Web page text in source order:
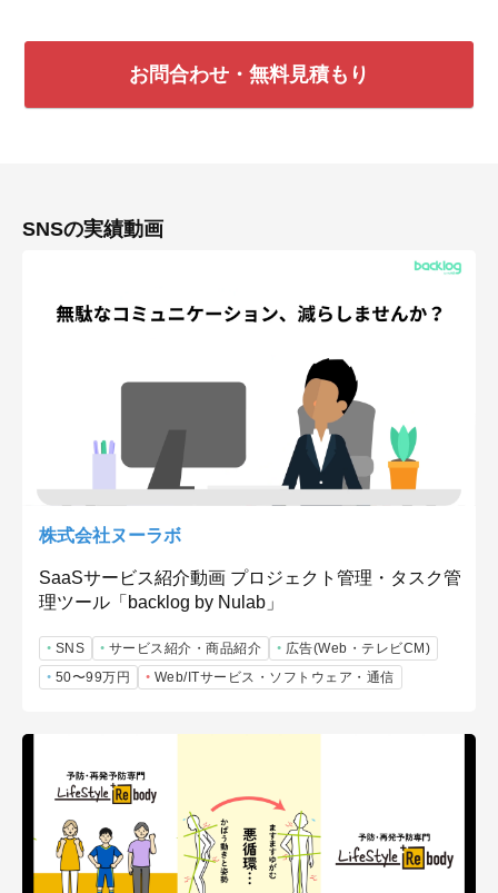
お問合わせ・無料見積もり
SNSの実績動画
株式会社ヌーラボ
SaaSサービス紹介動画 プロジェクト管理・タスク管
理ツール「backlog by Nulab」
SNS サービス紹介・商品紹介
広告(Web・テレビCM)
50〜99万円
Web/ITサービス・ソフトウェア・通信